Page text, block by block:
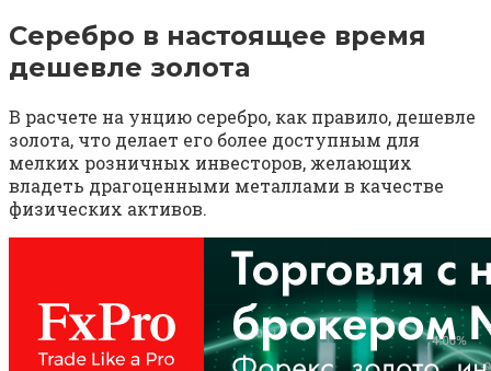
Серебро в настоящее время
дешевле золота
В расчете на унцию серебро, как правило, дешевле
золота, что делает его более доступным для
мелких розничных инвесторов, желающих
владеть драгоценными металлами в качестве
физических активов.